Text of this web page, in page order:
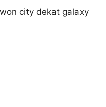
city dekat galaxy